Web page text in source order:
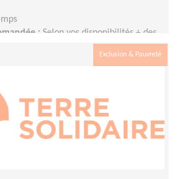
: Selon vos disponibilités + des
ont lieu en semaine en soirée très
Exclusion & Pauvreté